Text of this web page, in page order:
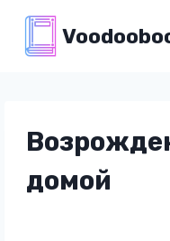
содержимому
домой